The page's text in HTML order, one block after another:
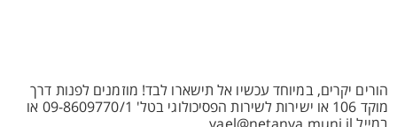
הורים יקרים, במיוחד עכשיו אל תישארו לבד! מוזמנים לפנות דרך
מוקד 106 או ישירות לשירות הפסיכולוגי בטל' 09-8609770/1 או